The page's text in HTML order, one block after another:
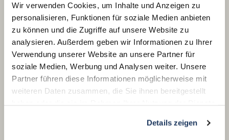
Wir verwenden Cookies, um Inhalte und Anzeigen zu
personalisieren, Funktionen für soziale Medien anbieten
zu können und die Zugriffe auf unsere Website zu
analysieren. Außerdem geben wir Informationen zu Ihrer
Verwendung unserer Website an unsere Partner für
soziale Medien, Werbung und Analysen weiter. Unsere
Partner führen diese Informationen möglicherweise mit
weiteren Daten zusammen, die Sie ihnen bereitgestellt
Details zeigen